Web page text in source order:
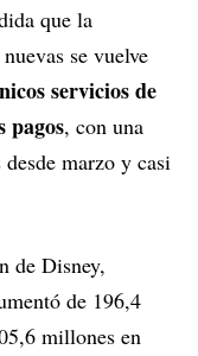
que la
se vuelve
servicios de
pagos, con una
marzo y casi
de Disney,
de 196,4
millones en